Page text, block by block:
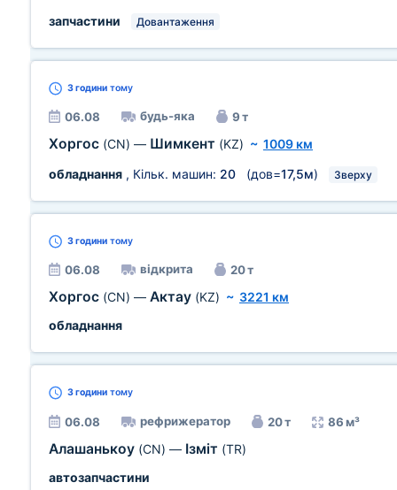
запчастини
Довантаження
3 години тому
06.08 будь-яка 9 т
Хоргос (CN) — Шимкент (KZ) ~ 1009 км
обладнання , Кільк. машин: 20 (дов=17,5м) Зверху
3 години тому
06.08 відкрита 20 т
Хоргос (CN) — Актау (KZ) ~ 3221 км
обладнання
3 години тому
06.08 рефрижератор 20 т 86 м³
Алашанькоу (CN) — Ізміт (TR)
автозапчастини